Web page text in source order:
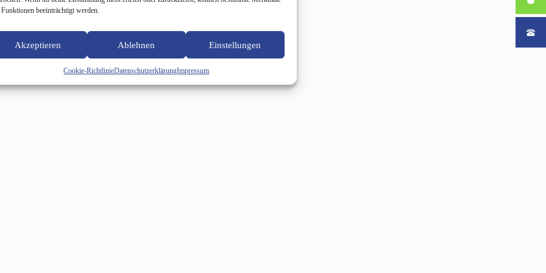
beeinträchtigt werden.
Akzeptieren Ablehnen Einstellungen
Cookie-RichtlinieDatenschutzerklärungImpressum